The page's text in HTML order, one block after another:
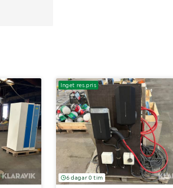
Inget res.pris
6 dagar 0 tim